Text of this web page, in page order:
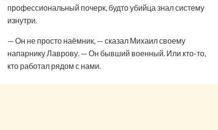
профессиональный почерк, будто убийца знал систему
изнутри.
— Он не просто наёмник, — сказал Михаил своему
напарнику Лаврову. — Он бывший военный. Или кто-то,
кто работал рядом с нами.